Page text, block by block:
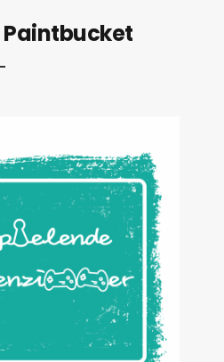
Paintbucket